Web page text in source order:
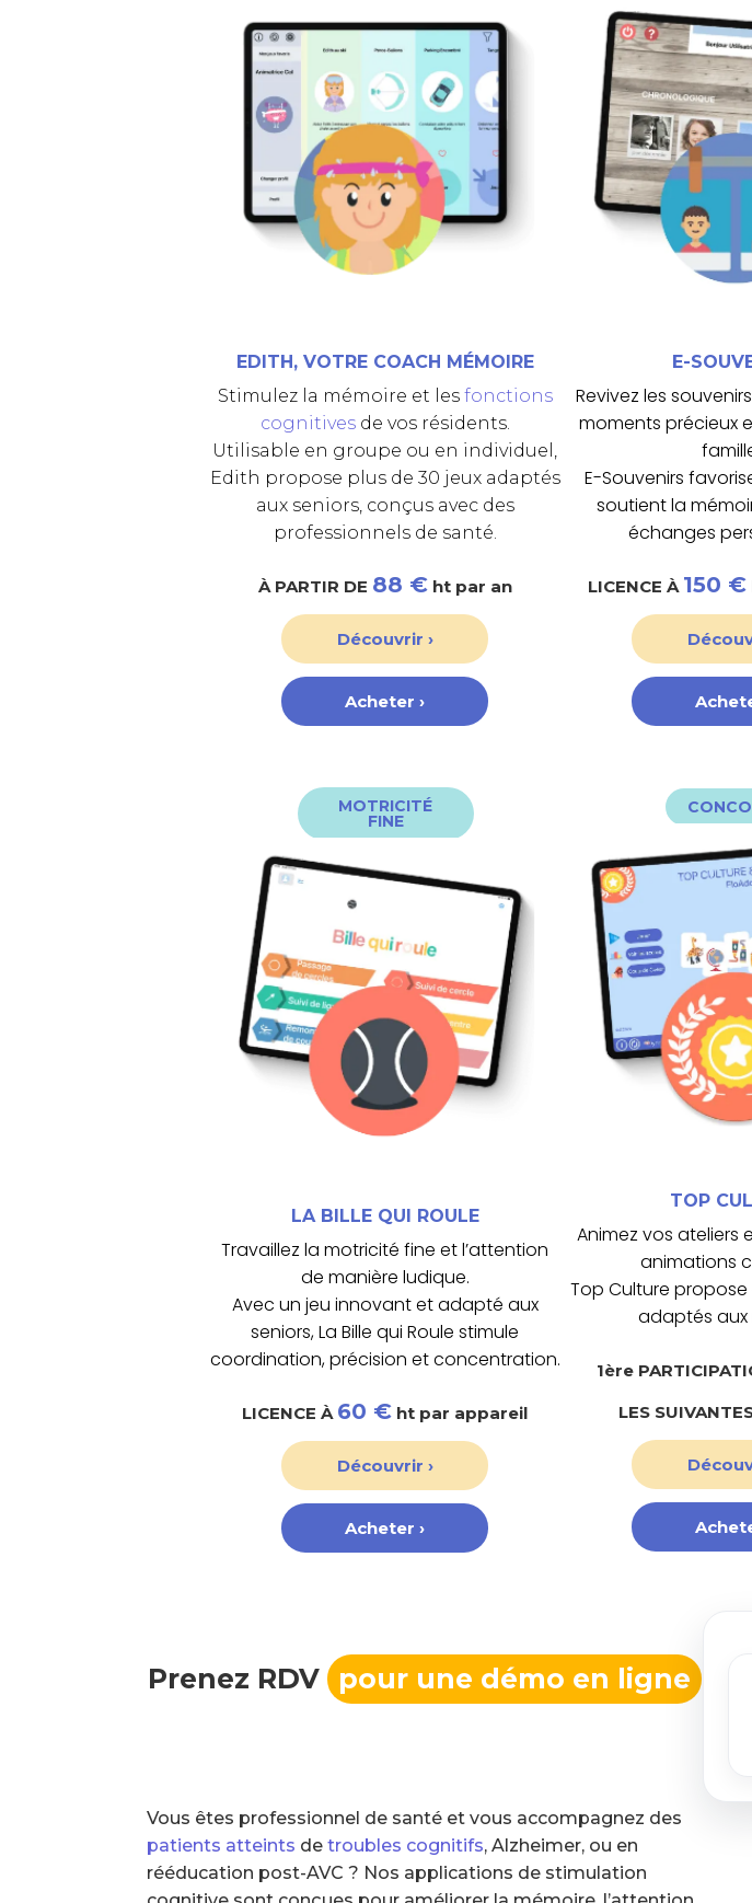
EDITH, COACH MÉMOIRE
Votre coach EDITH vous propose
plus de 30 jeux de mémoire faciles
et adaptés, sur tablette. Pas de
timer ni de score, l’important est de
prendre plaisir à jouer. Pas besoin
d’internet pour jouer !
EDITH, VOTRE COACH MÉMOIRE
Stimulez la mémoire et les fonctions
cognitivesde vos résidents.
Utilisable en groupe ou en individuel,
Edith propose plus de 30 jeux adaptés
aux seniors, conçus avec des
professionnels de santé.
À PARTIR DE 88 €ht par an
Découvrir ›
Acheter ›
E-
Quel plaisir de
souvenirs
souvenirs
parcourant les
1930 à nous
thématiques
ouvertes pour
E-
Revivez les
moments précieux
E-Souvenirs
soutient la
échanges
LICENCE À 150 €
MOTRICITÉ
FINE
LA BILLE QUI ROULE
La Bille qui Roule propose des
exercices d’attention et de
motricité fine grâce à la tablette en
balancier.
Les activités, adaptables et
progressives, favorisent la
coordination, la concentration et le
maintien des capacités motrices et
cognitives.
LA BILLE QUI ROULE
Travaillez la motricité fine et l’attention
de manière ludique.
Avec un jeu innovant et adapté aux
seniors, La Bille qui Roule stimule
coordination, précision et concentration.
LICENCE À 60 € ht par appareil
Découvrir ›
Acheter ›
TOP
Top Culture
culturels variés
mémoire,
Outil idéal pour
collectives, il
participation,
cognitives et
de
TOP
Animez vos ateliers
animations
Top Culture
adaptés aux
1ère
LES
Prenez RDV pour une démo en ligne
Vous êtes professionnel de santé et vous accompagnez des
patients atteints detroubles cognitifs, Alzheimer, ou en
rééducation post-AVC ? Nos applications de stimulation